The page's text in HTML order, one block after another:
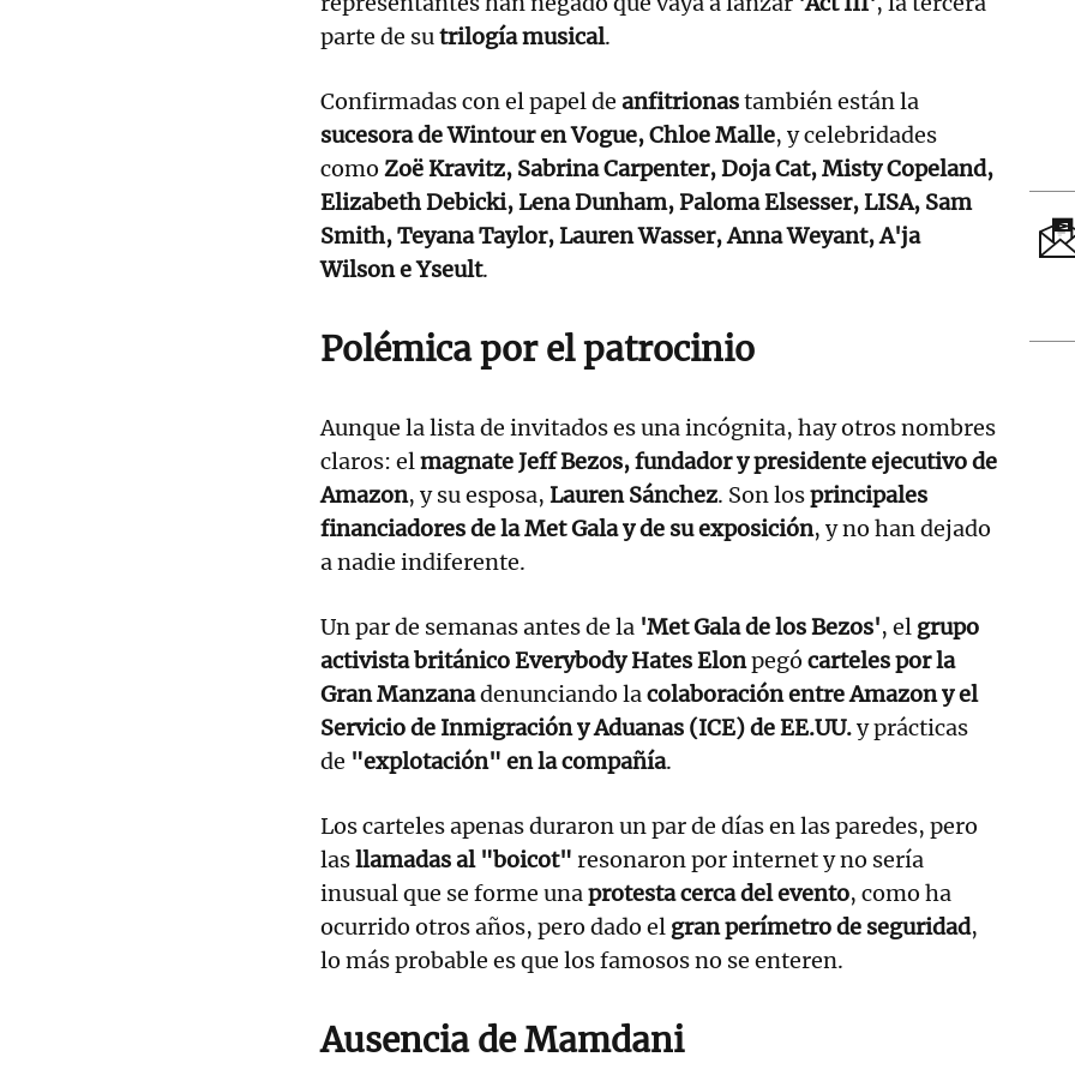
parte de sutrilogía musical.
Confirmadas con el papel de anfitrionastambién están la
sucesora de Wintour en Vogue, Chloe Malle, y celebridades
como Zoë Kravitz, Sabrina Carpenter, Doja Cat, Misty Copeland,
Elizabeth Debicki, Lena Dunham, Paloma Elsesser, LISA, Sam
Smith, Teyana Taylor, Lauren Wasser, Anna Weyant, A'ja
Wilson e Yseult.
Polémica por el patrocinio
Aunque la lista de invitados es una incógnita, hay otros nombres
claros: elmagnate Jeff Bezos, fundador y presidente ejecutivo de
Amazon, y su esposa, Lauren Sánchez. Son losprincipales
financiadores de la Met Gala y de su exposición, y no han dejado
a nadie indiferente.
Un par de semanas antes de la 'Met Gala de los Bezos', el grupo
activista británico Everybody Hates Elonpegó carteles por la
Gran Manzanadenunciando lacolaboración entre Amazon y el
Servicio de Inmigración y Aduanas (ICE) de EE.UU.y prácticas
de "explotación" en la compañía.
Los carteles apenas duraron un par de días en las paredes, pero
lasllamadas al "boicot" resonaron por internet y no sería
inusual que se forme unaprotesta cerca del evento, como ha
ocurrido otros años, pero dado el gran perímetro de seguridad,
lo más probable es que los famosos no se enteren.
Ausencia de Mamdani